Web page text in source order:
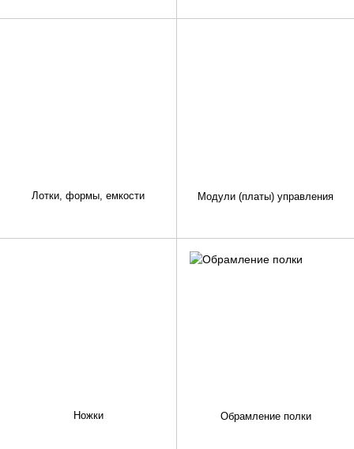
Лотки, формы, емкости Модули (платы) управления
Ножки Обрамление полки